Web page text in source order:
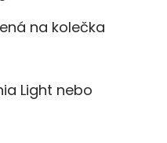
na kolečka
Light nebo